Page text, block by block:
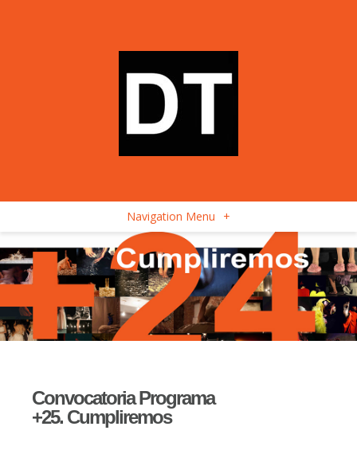
Navigation Menu +
Convocatoria Programa
+25. Cumpliremos